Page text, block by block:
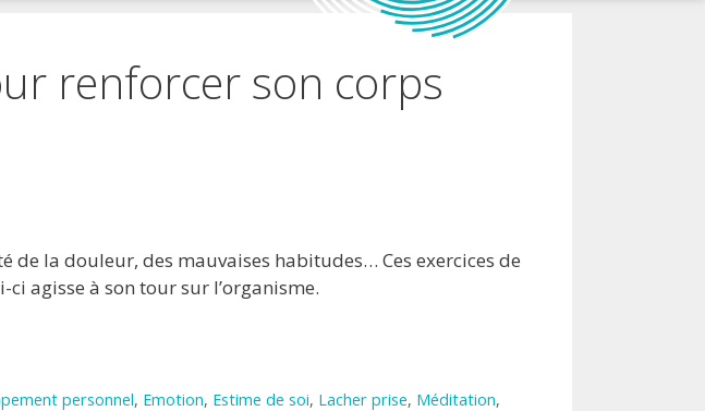
renforcer son corps
de la douleur, des mauvaises habitudes… Ces exercices de
agisse à son tour sur l’organisme.
personnel, Emotion, Estime de soi, Lacher prise, Méditation,